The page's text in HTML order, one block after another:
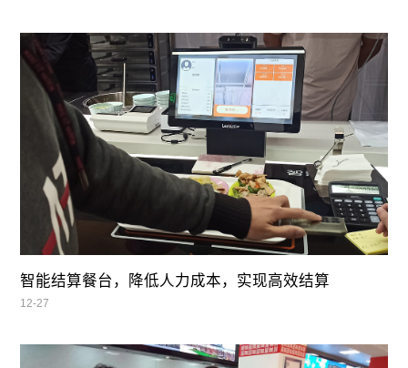
智能结算餐台，降低人力成本，实现高效结算
12-27